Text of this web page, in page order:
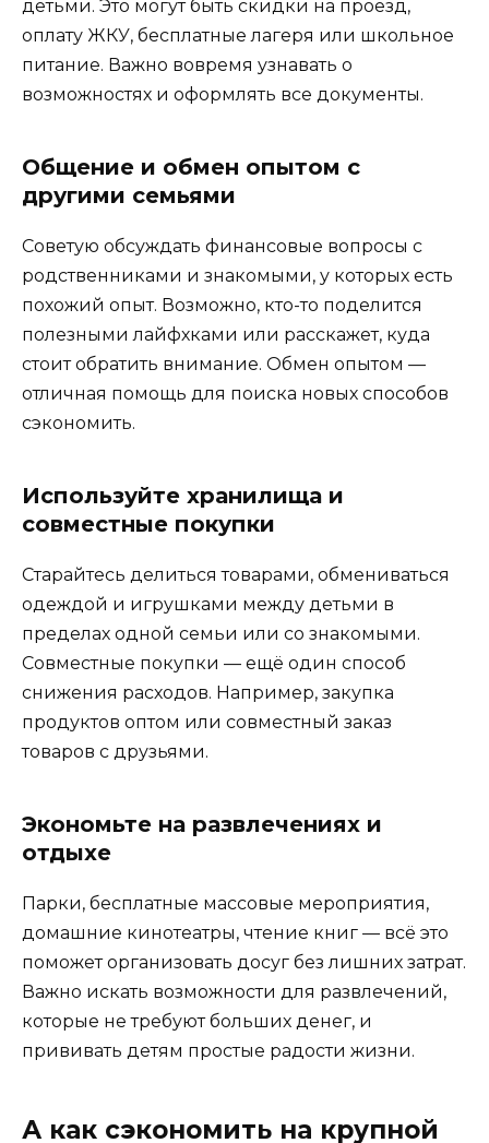
детьми. Это могут быть скидки на проезд,
оплату ЖКУ, бесплатные лагеря или школьное
питание. Важно вовремя узнавать о
возможностях и оформлять все документы.
Общение и обмен опытом с
другими семьями
Советую обсуждать финансовые вопросы с
родственниками и знакомыми, у которых есть
похожий опыт. Возможно, кто-то поделится
полезными лайфхками или расскажет, куда
стоит обратить внимание. Обмен опытом —
отличная помощь для поиска новых способов
сэкономить.
Используйте хранилища и
совместные покупки
Старайтесь делиться товарами, обмениваться
одеждой и игрушками между детьми в
пределах одной семьи или со знакомыми.
Совместные покупки — ещё один способ
снижения расходов. Например, закупка
продуктов оптом или совместный заказ
товаров с друзьями.
Экономьте на развлечениях и
отдыхе
Парки, бесплатные массовые мероприятия,
домашние кинотеатры, чтение книг — всё это
поможет организовать досуг без лишних затрат.
Важно искать возможности для развлечений,
которые не требуют больших денег, и
прививать детям простые радости жизни.
А как сэкономить на крупной